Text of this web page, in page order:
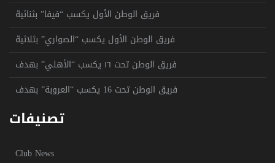
فريق الوطن الأول يكسب “فيفا” بثنائية
فريق الوطن الأول يكسب “الصواري” بثلاثية
فريق الوطن تحت ١٦ يكسب “الأهلي” بهدف
فريق الوطن تحت 16 يكسب “العروبة” بهدف
تصنيفات
Club News